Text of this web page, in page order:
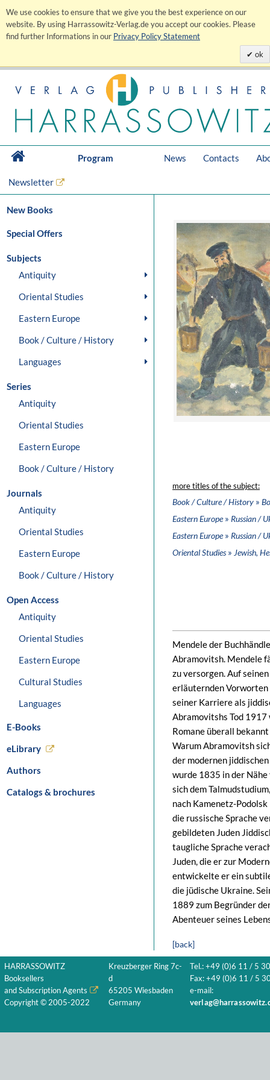
We use cookies to ensure that we give you the best experience on our
website. By using Harrassowitz-Verlag.de you accept our cookies. Please
find further Informations in our Privacy Policy Statement
ok
Program News Contacts
Newsletter
New Books
Special Offers
Subjects
Antiquity
Oriental Studies
Eastern Europe
Book / Culture / History
Languages
Series
Antiquity
Oriental Studies
Eastern Europe
Book / Culture / History
Journals
Antiquity
Oriental Studies
Eastern Europe
Book / Culture / History
Open Access
Antiquity
Oriental Studies
Eastern Europe
Cultural Studies
Languages
E-Books
eLibrary
Authors
Catalogs & brochures
more titles of the subject:
Book / Culture / History »
Eastern Europe» Russian /
Eastern Europe» Russian /
Oriental Studies» Jewish,
Mendele der
Abramovitsh. Mendele
zu versorgen. Auf
erläuternden
seiner Karriere als
Abramovitshs Tod
Romane überall
Warum Abramovitsh
der modernen
wurde 1835 in der
sich dem
nach Kamenetz-
die russische Sprache
gebildeten Juden
taugliche Sprache
Juden, die er zur
entwickelte er ein
die jüdische Ukraine.
1889 zum Begründer
Abenteuer seines
[back]
HARRASSOWITZ
Booksellers
and Subscription Agents
Copyright © 2005-2022
Kreuzberger Ring 7c-
d
65205 Wiesbaden
Germany
Tel.: +49 (0)6 11 / 5
Fax: +49 (0)6 11 / 5
e-mail: